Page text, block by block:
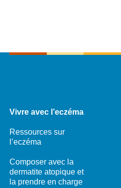
Vivre avec l’eczéma
Ressources sur
l’eczéma
Composer avec la
dermatite atopique et
la prendre en charge